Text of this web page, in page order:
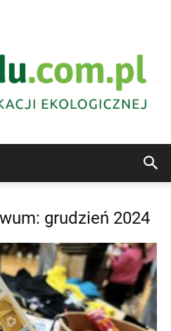
Abrys
grudzień 2024